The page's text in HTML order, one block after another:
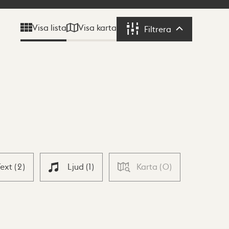
Visa lista Visa karta Filtrera Filtrera
(2) Ljud (1) Karta (0)